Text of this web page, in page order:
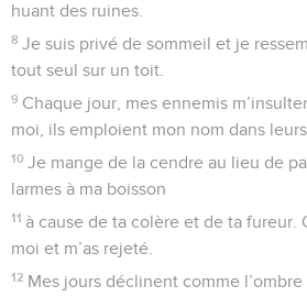
huant des ruines.
8 Je suis privé de sommeil et je
tout seul sur un toit.
9 Chaque jour, mes ennemis
moi, ils emploient mon nom dans leurs
10 Je mange de la cendre au lieu de
larmes à ma boisson
11 à cause de ta colère et de ta fureur.
moi et m’as rejeté.
12 Mes jours déclinent comme